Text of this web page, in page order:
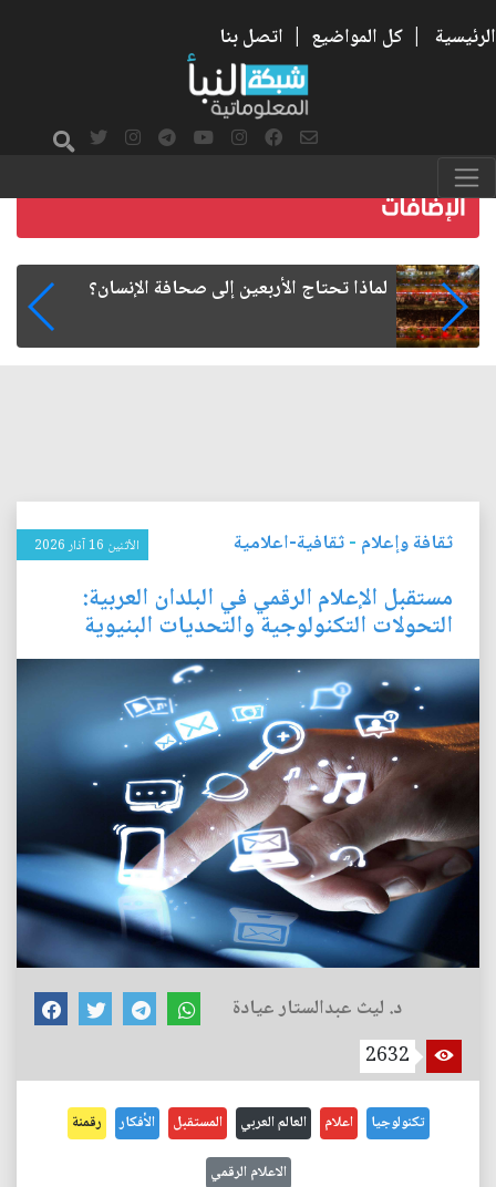
الرئيسية | كل المواضيع | اتصل بنا
هل تمنح الجامعة شهادة... أم تعيد تشكيل طريقة
ثقافة وإعلام -ثقافية-اعلامية الأثنين 16 آذار 2026
مستقبل الإعلام الرقمي في البلدان العربية:
التحولات التكنولوجية والتحديات البنيوية
د. ليث عبدالستار عيادة
2632
تكنولوجيا اعلام العالم العربي المستقبل الأفكار رقمنة
الاعلام الرقمي